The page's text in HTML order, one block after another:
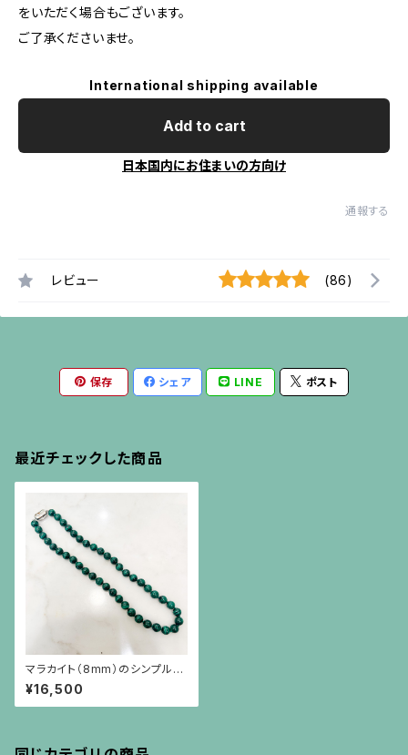
をいただく場合もございます。
ご了承くださいませ。
International shipping available
Add to cart
日本国内にお住まいの方向け
通報する
レビュー (86)
保存 シェア LINE ポスト
最近チェックした商品
マラカイト（8mm）のシンプルな
ネックレス
¥16,500